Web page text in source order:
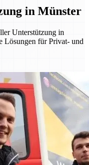
in Münster
Unterstützung in
Lösungen für Privat- und